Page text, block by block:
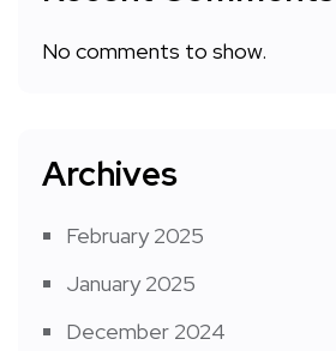
No comments to show.
Archives
February 2025
January 2025
December 2024